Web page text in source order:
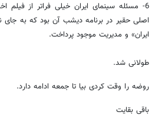
6- مسئله سینمای ایران خیلی فرا‌تر از فیلم
اصلی حقیر در برنامه دیشب آن بود که به جای
ایران» و مدیریت موجود پرداخت.
طولانی شد.
روضه را وقت کردی بیا تا جمعه ادامه دارد.
باقی بقایت